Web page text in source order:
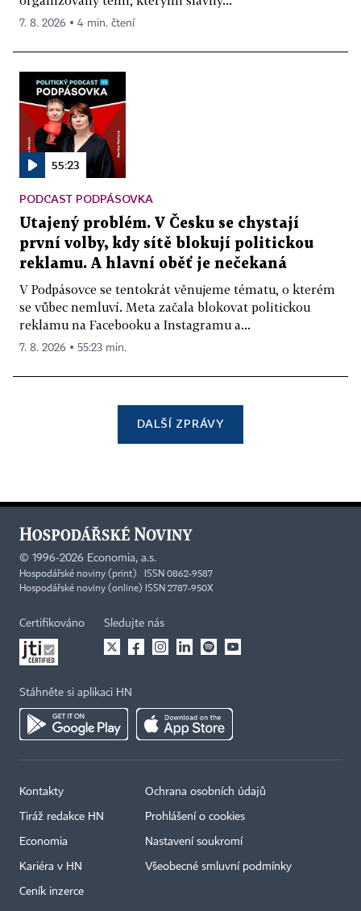
7. 8. 2026 ▪ 4 min. čtení
55:23
PODCAST PODPÁSOVKA
Utajený problém. V Česku se chystají
první volby, kdy sítě blokují politickou
reklamu. A hlavní oběť je nečekaná
V Podpásovce se tentokrát věnujeme tématu, o kterém
se vůbec nemluví. Meta začala blokovat politickou
reklamu na Facebooku a Instagramu a...
7. 8. 2026 ▪ 55:23 min.
DALŠÍ ZPRÁVY
© 1996-2026 Economia, a.s.
Hospodářské noviny (print) ISSN 0862-9587
Hospodářské noviny (online) ISSN 2787-950X
Certifikováno Sledujte nás
Stáhněte si aplikaci HN
Kontakty
Tiráž redakce HN
Economia
Kariéra v HN
Ceník inzerce
Ochrana osobních údajů
Prohlášení o cookies
Nastavení soukromí
Všeobecné smluvní podmínky